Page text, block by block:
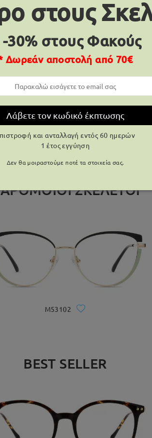
ΠΑΡΆΔΟΣΗ
Αποστολή
ΣΚΕΛΕΤΟΊ
M53102
BEST SELLER
στους
-30% στους Φακούς
Δωρεάν αποστολή από 70€
Λάβετε τον κωδικό έκπτωσης
και ανταλλαγή εντός 60 ημερών
1 έτος εγγύηση
Δεν θα μοιραστούμε ποτέ τα στοιχεία σας.